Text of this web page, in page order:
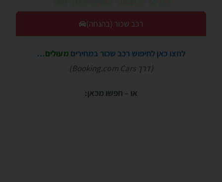
רכב שכור (בהנחה)
לחצו כאן לחיפוש רכב שכור במחירים מעולים…
(דרך Booking.com Cars)
או – חפשו מכאן: